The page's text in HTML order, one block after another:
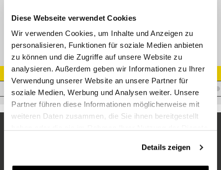
Diese Webseite verwendet Cookies
Wir verwenden Cookies, um Inhalte und Anzeigen zu
personalisieren, Funktionen für soziale Medien anbieten
zu können und die Zugriffe auf unsere Website zu
analysieren. Außerdem geben wir Informationen zu Ihrer
Verwendung unserer Website an unsere Partner für
soziale Medien, Werbung und Analysen weiter. Unsere
Partner führen diese Informationen möglicherweise mit
weiteren Daten zusammen, die Sie ihnen bereitgestellt
Details zeigen
Artikel Nr.
A.OM08BM08